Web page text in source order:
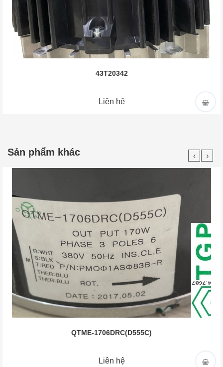
43T20342
Liên hệ
Sản phẩm khác ‹ ›
QTME-1706DRC(D555C)
Liên hệ